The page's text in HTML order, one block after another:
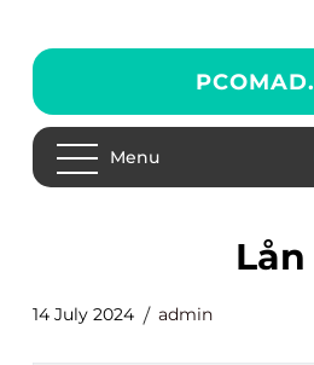
PCOMAD.
Menu
Lån
14 July 2024 admin